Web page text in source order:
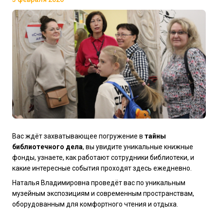
Вас ждёт захватывающее погружение в тайны
библиотечного дела, вы увидите уникальные книжные
фонды, узнаете, как работают сотрудники библиотеки, и
какие интересные события проходят здесь ежедневно.
Наталья Владимировна проведёт вас по уникальным
музейным экспозициям и современным пространствам,
оборудованным для комфортного чтения и отдыха.